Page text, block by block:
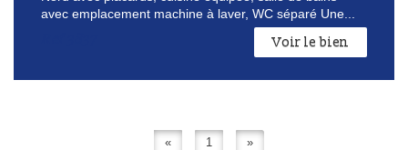
avec emplacement machine à laver, WC séparé Une...
Voir le bien
« 1 »